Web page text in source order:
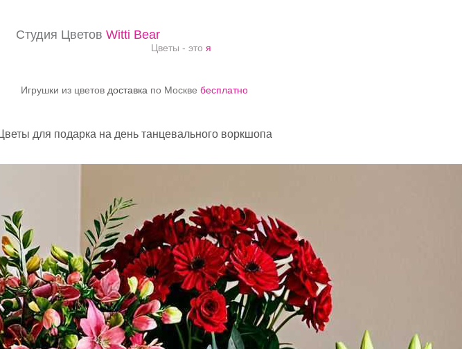
Студия Цветов Witti Bear
Цветы - это я
Игрушки из цветов доставка по Москве бесплатно
для подарка на день танцевального воркшопа